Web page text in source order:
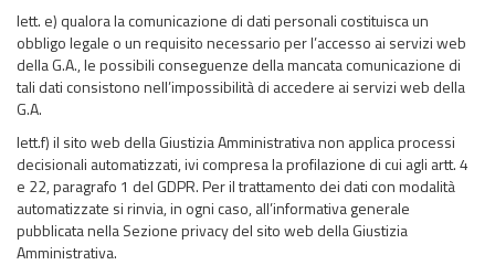
lett. e) qualora la comunicazione di dati personali costituisca un
obbligo legale o un requisito necessario per l’accesso ai servizi web
della G.A., le possibili conseguenze della mancata comunicazione di
tali dati consistono nell’impossibilità di accedere ai servizi web della
G.A.
lett.f) il sito web della Giustizia Amministrativa non applica processi
decisionali automatizzati, ivi compresa la profilazione di cui agli artt. 4
e 22, paragrafo 1 del GDPR. Per il trattamento dei dati con modalità
automatizzate si rinvia, in ogni caso, all’informativa generale
pubblicata nella Sezione privacy del sito web della Giustizia
Amministrativa.